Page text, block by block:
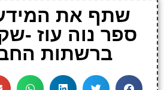
שתף את
ספר נוה עוז -
ברשתות